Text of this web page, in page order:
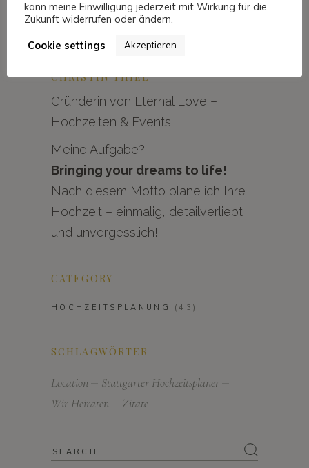
CHRISTIN THIEL
Gründerin von Eternal Love –
Hochzeiten & Events
Meine Aufgabe?
Bringing your dreams to life!
Nach diesem Motto plane ich Ihre
Hochzeit – einmalig, detailverliebt
und unvergesslich!
CATEGORY
HOCHZEITSPLANUNG (43)
SCHLAGWÖRTER
Location
Stuttgarter Hochzeitsplaner
Wir Heiraten
Zitate
Search
kann meine Einwilligung jederzeit mit Wirkung für die
Zukunft widerrufen oder ändern.
Cookie settings
Akzeptieren